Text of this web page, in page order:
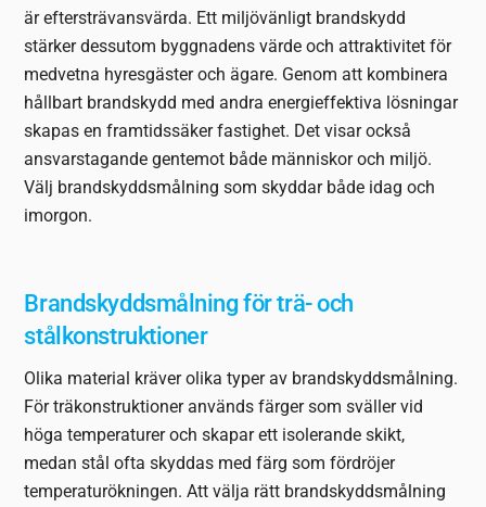
är eftersträvansvärda. Ett miljövänligt brandskydd
stärker dessutom byggnadens värde och attraktivitet för
medvetna hyresgäster och ägare. Genom att kombinera
hållbart brandskydd med andra energieffektiva lösningar
skapas en framtidssäker fastighet. Det visar också
ansvarstagande gentemot både människor och miljö.
Välj brandskyddsmålning som skyddar både idag och
imorgon.
Brandskyddsmålning för trä- och
stålkonstruktioner
Olika material kräver olika typer av brandskyddsmålning.
För träkonstruktioner används färger som sväller vid
höga temperaturer och skapar ett isolerande skikt,
medan stål ofta skyddas med färg som fördröjer
temperaturökningen. Att välja rätt brandskyddsmålning